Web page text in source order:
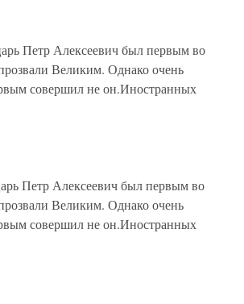
Петр Алексеевич был первым во
Великим. Однако очень
совершил не он.Иностранных
Петр Алексеевич был первым во
Великим. Однако очень
совершил не он.Иностранных